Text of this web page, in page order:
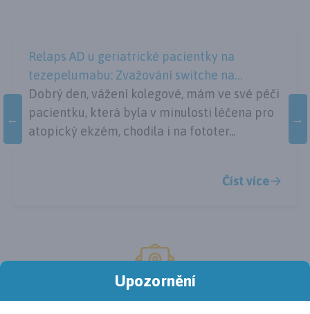
Relaps AD u geriatrické pacientky na
tezepelumabu: Zvažování switche na
dupilumab
Dobrý den, vážení kolegové, mám ve své péči
pacientku, která byla v minulosti léčena pro
atopický ekzém, chodila i na fototer...
Číst více
Nenechte si ujít žádnou novinku!
Upozornění